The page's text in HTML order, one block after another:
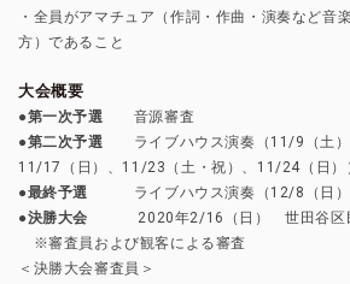
・全員がアマチュア（作詞・作曲・演奏など音
方）であること
大会概要
●第一次予選 音源審査
●第二次予選 ライブハウス演奏（11/9（土）
11/17（日）、11/23（土・祝）、11/24（日）
●最終予選 ライブハウス演奏（12/8（日）
●決勝大会 2020年2/16（日） 世田谷区
※審査員および観客による審査
＜決勝大会審査員＞